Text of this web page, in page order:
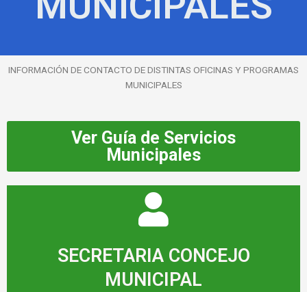
INFORMACIÓN DE CONTACTO DE DISTINTAS OFICINAS Y PROGRAMAS
MUNICIPALES
Ver Guía de Servicios
Municipales
SECRETARIA CONCEJO
MUNICIPAL